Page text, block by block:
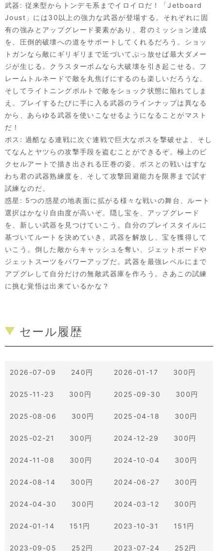
武器: 従来型からトンデモ系までイロイロだ！「Jetboard
Joust」には30以上の強力な武器が登場する。それぞれに固
有の強みとアップグレード要素があり、君のミッション達成
を、圧倒的破壊への道をサポートしてくれるだろう。ショッ
トガンなら敵にギリギリまで近づいてぶっ放せば最大ダメー
ジが生じる。クラスターボムなら大破壊を引き起こせる。フ
レームトルネードで敵を丸焦げにするのも楽しいだろうな、
そしてライトニングボルトで敵をショック状態に陥れてしま
え。プレイするたびに手に入る武器のラインナップは異なる
から、あらゆる武器を使いこなせるようになることがマスト
だ！
ボス: 過酷なる連戦に次ぐ連戦で巨大なボスを撃破せよ、そし
てなんとヤツらの攻撃手段を盗むことができるぞ。極上のピ
クセルアートで描き出される圧巻の姿、ボスとの戦いはすな
わち君の武器熟練度を、そして攻撃回避能力を限界まで試す
試練なのだ。
惑星: 5つの惑星の地表面に拡がる様々な戦いの舞台、ルート
選択はかなり自由度が高いぞ。隠し宝を、アップグレード
を、新しい武器を見つけていこう。自分のプレイスタイルに
基づいてルートを決めていき、武器を解放し、宝を獲得して
いこう。倒した敵からキャッシュを奪い、ジェットボードや
ジェットスーツをパワーアップだ。武器を最強レベルにまで
アプグレして自分だけの無敵武器庫を作ろう。さあこの試練
に挑む覚悟は出来ているかな？
セール履歴
2026-07-09 240円 2026-01-17 300円
2025-11-23 300円 2025-09-30 300円
2025-08-06 300円 2025-04-18 300円
2025-02-21 300円 2024-12-29 300円
2024-11-08 300円 2024-10-04 300円
2024-08-14 300円 2024-06-27 300円
2024-04-30 300円 2024-03-12 300円
2024-01-14 151円 2023-10-31 151円
2023-09-05 252円 2023-07-24 252円